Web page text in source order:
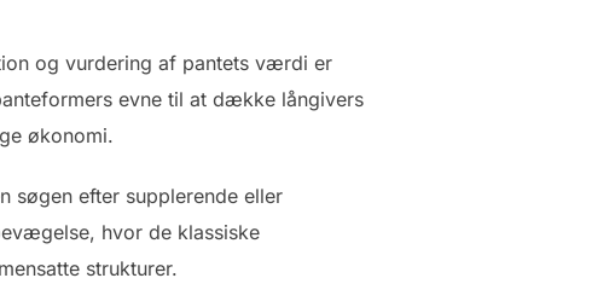
og vurdering af pantets værdi er
evne til at dække långivers
økonomi.
søgen efter supplerende eller
hvor de klassiske
strukturer.